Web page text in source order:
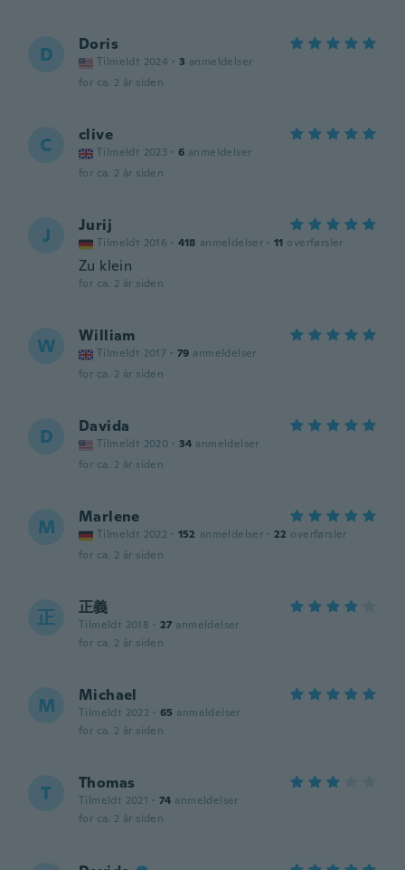
D Doris
Tilmeldt 2024 · 3 anmeldelser
for ca. 2 år siden
C clive
Tilmeldt 2023 · 6 anmeldelser
for ca. 2 år siden
J Jurij
Tilmeldt 2016 · 418 anmeldelser · 11 overførsler
Zu klein
for ca. 2 år siden
W William
Tilmeldt 2017 · 79 anmeldelser
for ca. 2 år siden
D Davida
Tilmeldt 2020 · 34 anmeldelser
for ca. 2 år siden
M Marlene
Tilmeldt 2022 · 152 anmeldelser · 22 overførsler
for ca. 2 år siden
正 正義
Tilmeldt 2018 · 27 anmeldelser
for ca. 2 år siden
M Michael
Tilmeldt 2022 · 65 anmeldelser
for ca. 2 år siden
T Thomas
Tilmeldt 2021 · 74 anmeldelser
for ca. 2 år siden